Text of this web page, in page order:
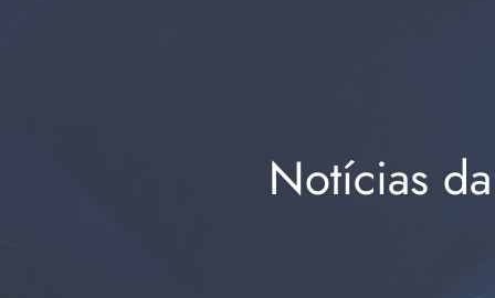
Notícias